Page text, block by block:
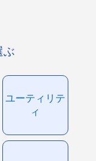
ぶ
ユーティリテ
ィ